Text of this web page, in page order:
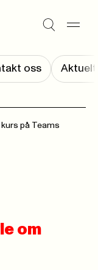
oss Aktuelt
på Teams
om